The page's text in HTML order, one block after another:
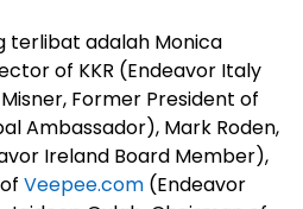
terlibat adalah Monica
of KKR (Endeavor Italy
Former President of
Ambassador), Mark Roden,
Ireland Board Member),
Veepee.com (Endeavor